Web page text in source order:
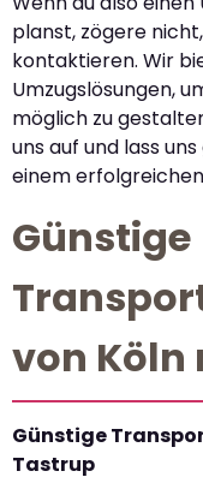
planst, zögere
kontaktieren. Wir
Umzugslösungen,
möglich zu
uns auf und lass
einem
Günstige
von Köln
Günstige
Tastrup